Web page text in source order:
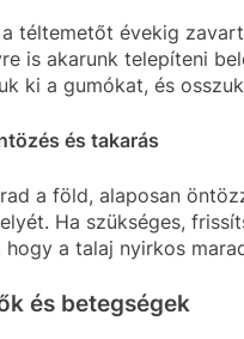
téltemetőt évekig
is akarunk telepíteni
ki a gumókat, és
és takarás
a föld, alaposan
Ha szükséges,
hogy a talaj nyirkos
és betegségek